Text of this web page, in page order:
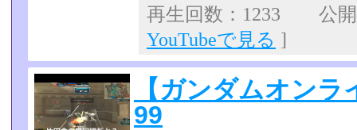
再生回数：1233 公
YouTubeで見る ]
【ガンダムオン
99